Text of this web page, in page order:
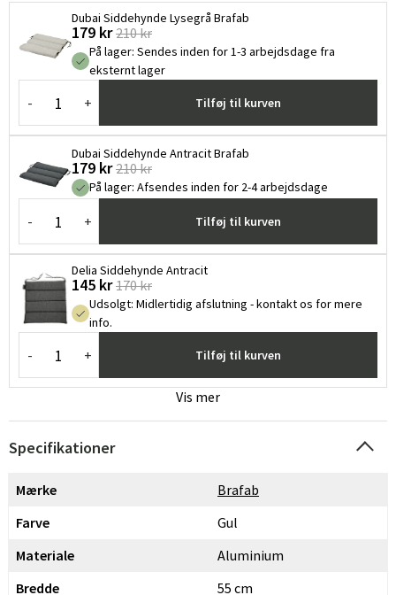
Dubai Siddehynde Lysegrå Brafab
179 kr 210 kr
På lager: Sendes inden for 1-3 arbejdsdage fra
eksternt lager
- + Tilføj til kurven
Dubai Siddehynde Antracit Brafab
179 kr 210 kr
På lager: Afsendes inden for 2-4 arbejdsdage
- + Tilføj til kurven
Delia Siddehynde Antracit
145 kr 170 kr
Udsolgt: Midlertidig afslutning - kontakt os for mere
info.
- + Tilføj til kurven
Vis mer
Specifikationer
Mærke
Brafab
Farve
Gul
Materiale
Aluminium
Bredde
55 cm